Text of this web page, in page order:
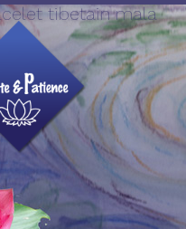
tibetain mala